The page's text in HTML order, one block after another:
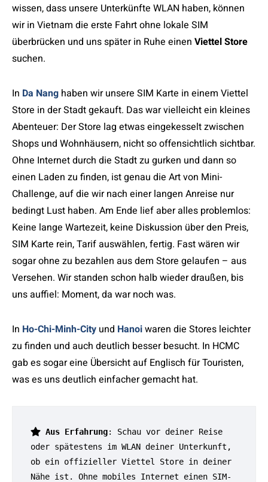
wissen, dass unsere Unterkünfte WLAN haben, können
wir in Vietnam die erste Fahrt ohne lokale SIM
überbrücken und uns später in Ruhe einen Viettel Store
suchen.
In Da Nang haben wir unsere SIM Karte in einem Viettel
Store in der Stadt gekauft. Das war vielleicht ein kleines
Abenteuer: Der Store lag etwas eingekesselt zwischen
Shops und Wohnhäusern, nicht so offensichtlich sichtbar.
Ohne Internet durch die Stadt zu gurken und dann so
einen Laden zu finden, ist genau die Art von Mini-
Challenge, auf die wir nach einer langen Anreise nur
bedingt Lust haben. Am Ende lief aber alles problemlos:
Keine lange Wartezeit, keine Diskussion über den Preis,
SIM Karte rein, Tarif auswählen, fertig. Fast wären wir
sogar ohne zu bezahlen aus dem Store gelaufen – aus
Versehen. Wir standen schon halb wieder draußen, bis
uns auffiel: Moment, da war noch was.
In Ho-Chi-Minh-City und Hanoiwaren die Stores leichter
zu finden und auch deutlich besser besucht. In HCMC
gab es sogar eine Übersicht auf Englisch für Touristen,
was es uns deutlich einfacher gemacht hat.
Aus Erfahrung: Schau vor deiner Reise
oder spätestens im WLAN deiner Unterkunft,
ob ein offizieller Viettel Store in deiner
Nähe ist. Ohne mobiles Internet einen SIM-